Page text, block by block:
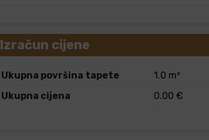
Izračun cijene
Ukupna površina tapete
1.0 m²
Ukupna cijena
0.00 €